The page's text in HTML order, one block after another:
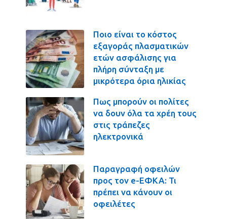
Ποιο είναι το κόστος
εξαγοράς πλασματικών
ετών ασφάλισης για
πλήρη σύνταξη με
μικρότερα όρια ηλικίας
Πως μπορούν οι πολίτες
να δουν όλα τα χρέη τους
στις τράπεζες
ηλεκτρονικά
Παραγραφή οφειλών
προς τον e-ΕΦΚΑ: Τι
πρέπει να κάνουν οι
οφειλέτες